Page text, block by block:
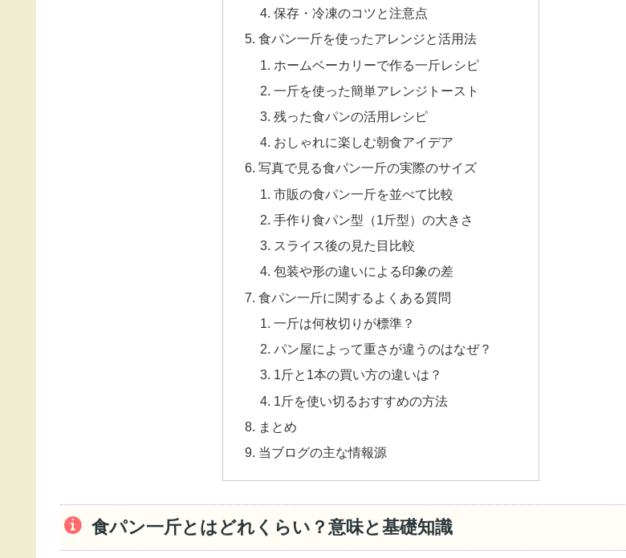
保存・冷凍のコツと注意点
食パン一斤を使ったアレンジと活用法
ホームベーカリーで作る一斤レシピ
一斤を使った簡単アレンジトースト
残った食パンの活用レシピ
おしゃれに楽しむ朝食アイデア
写真で見る食パン一斤の実際のサイズ
市販の食パン一斤を並べて比較
手作り食パン型（1斤型）の大きさ
スライス後の見た目比較
包装や形の違いによる印象の差
食パン一斤に関するよくある質問
一斤は何枚切りが標準？
パン屋によって重さが違うのはなぜ？
1斤と1本の買い方の違いは？
1斤を使い切るおすすめの方法
まとめ
当ブログの主な情報源
食パン一斤とはどれくらい？意味と基礎知識